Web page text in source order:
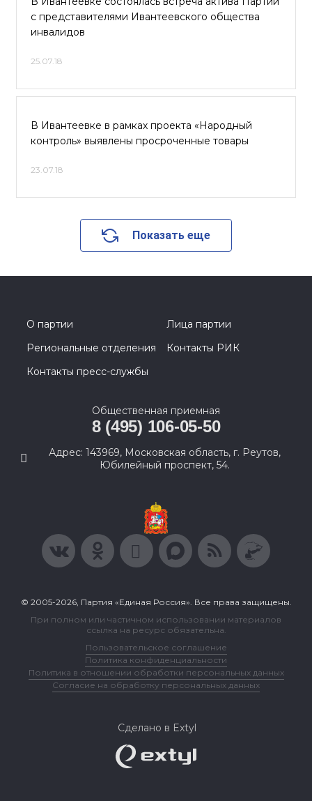
с представителями Ивантеевского общества
инвалидов
25.07.18
В Ивантеевке в рамках проекта «Народный
контроль» выявлены просроченные товары
23.07.18
Показать еще
О партии
Лица партии
Региональные отделения
Контакты РИК
Контакты пресс-службы
Общественная приемная
8 (495) 106-05-50
Адрес: 143969, Московская область, г. Реутов,
Юбилейный проспект, 54.
© 2005-2026, Партия «Единая Россия». Все права защищены.
При полном или частичном использовании материалов
ссылка на ресурс обязательна.
Пользовательское соглашение
Политика конфиденциальности
Политика в отношении обработки персональных данных
Согласие на обработку персональных данных
Сделано в Extyl